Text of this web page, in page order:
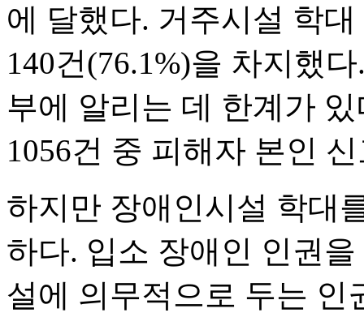
에 달했다. 거주시설 학
140건(76.1%)을 차지했
부에 알리는 데 한계가
1056건 중 피해자 본인
하지만 장애인시설 학대
하다. 입소 장애인 인권
설에 의무적으로 두는 인